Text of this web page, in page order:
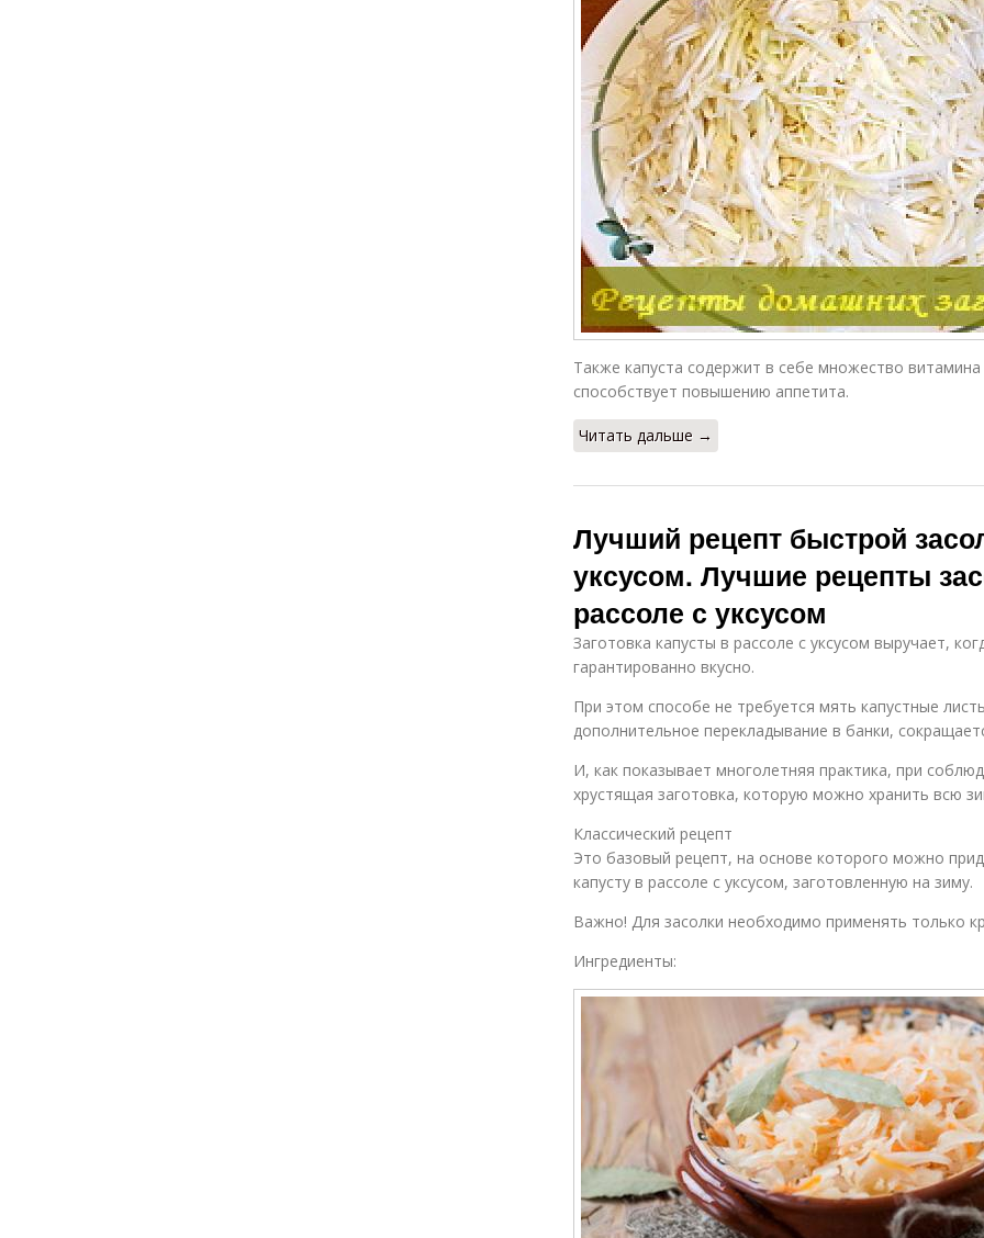
Также капуста содержит в себе множество
способствует повышению аппетита.
Читать дальше →
Лучший рецепт быстрой
уксусом. Лучшие рецепты
рассоле с уксусом
Заготовка капусты в рассоле с уксусом выручает,
гарантированно вкусно.
При этом способе не требуется мять капустные
дополнительное перекладывание в банки,
И, как показывает многолетняя практика, при
хрустящая заготовка, которую можно хранить всю
Классический рецепт
Это базовый рецепт, на основе которого можно
капусту в рассоле с уксусом, заготовленную на зиму.
Важно! Для засолки необходимо применять только
Ингредиенты: